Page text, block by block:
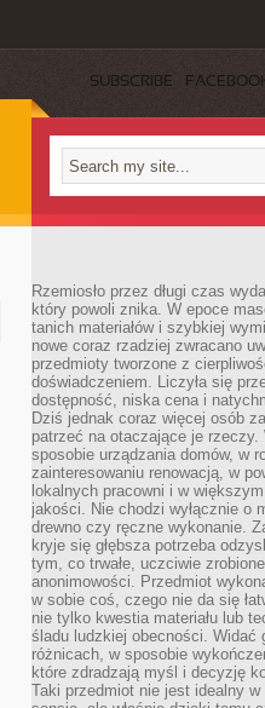
SUBSCRIBE
Rzemiosło przez długi czas
który powoli znika. W epoce
tanich materiałów i szybkiej
nowe coraz rzadziej zwracano
przedmioty tworzone z
doświadczeniem. Liczyła się
dostępność, niska cena i
Dziś jednak coraz więcej osób
patrzeć na otaczające je rzeczy.
sposobie urządzania domów, w
zainteresowaniu renowacją, w
lokalnych pracowni i w
jakości. Nie chodzi wyłącznie o
drewno czy ręczne wykonanie.
kryje się głębsza potrzeba
tym, co trwałe, uczciwie
anonimowości. Przedmiot
w sobie coś, czego nie da się
nie tylko kwestia materiału lub
śladu ludzkiej obecności. Widać
różnicach, w sposobie
które zdradzają myśl i decyzję
Taki przedmiot nie jest idealny w